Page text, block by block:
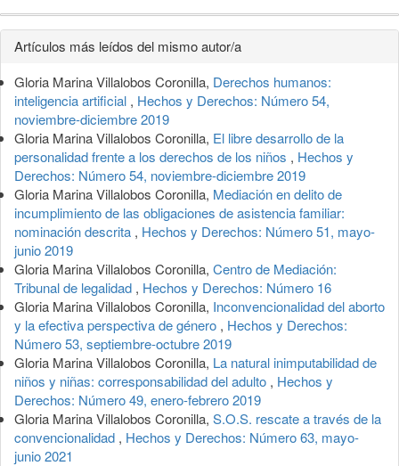
Detalles
del
artículo
Artículos más leídos del mismo autor/a
Gloria Marina Villalobos Coronilla, Derechos humanos:
inteligencia artificial , Hechos y Derechos: Número 54,
noviembre-diciembre 2019
Gloria Marina Villalobos Coronilla, El libre desarrollo de la
personalidad frente a los derechos de los niños , Hechos y
Derechos: Número 54, noviembre-diciembre 2019
Gloria Marina Villalobos Coronilla, Mediación en delito de
incumplimiento de las obligaciones de asistencia familiar:
nominación descrita , Hechos y Derechos: Número 51, mayo-
junio 2019
Gloria Marina Villalobos Coronilla, Centro de Mediación:
Tribunal de legalidad , Hechos y Derechos: Número 16
Gloria Marina Villalobos Coronilla, Inconvencionalidad del aborto
y la efectiva perspectiva de género , Hechos y Derechos:
Número 53, septiembre-octubre 2019
Gloria Marina Villalobos Coronilla, La natural inimputabilidad de
niños y niñas: corresponsabilidad del adulto , Hechos y
Derechos: Número 49, enero-febrero 2019
Gloria Marina Villalobos Coronilla, S.O.S. rescate a través de la
convencionalidad , Hechos y Derechos: Número 63, mayo-
junio 2021